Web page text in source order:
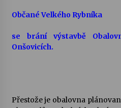
Občané Velkého Rybníka
se brání výstavbě
Onšovicích.
Přestože je obalovna